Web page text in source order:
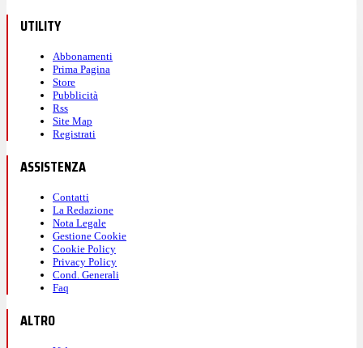
UTILITY
Abbonamenti
Prima Pagina
Store
Pubblicità
Rss
Site Map
Registrati
ASSISTENZA
Contatti
La Redazione
Nota Legale
Gestione Cookie
Cookie Policy
Privacy Policy
Cond. Generali
Faq
ALTRO